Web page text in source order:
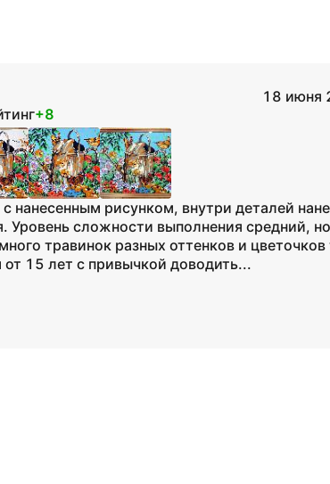
18 июня
+8
нанесенным рисунком, внутри деталей
Уровень сложности выполнения средний,
травинок разных оттенков и
15 лет с привычкой доводить...